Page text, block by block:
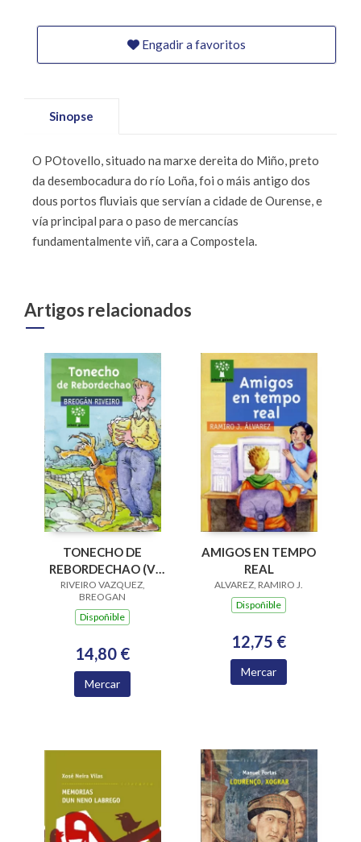
Engadir a favoritos
Sinopse
O POtovello, situado na marxe dereita do Miño, preto
da desembocadura do río Loña, foi o máis antigo dos
dous portos fluviais que servían a cidade de Ourense, e
vía principal para o paso de mercancías
fundamentalmente viñ, cara a Compostela.
Artigos relacionados
TONECHO DE
REBORDECHAO (V
PREMIO RAIÑA LUPA
2004)
RIVEIRO VAZQUEZ,
BREOGAN
Dispoñible
14,80 €
Mercar
AMIGOS EN TEMPO
REAL
ALVAREZ, RAMIRO J.
Dispoñible
12,75 €
Mercar